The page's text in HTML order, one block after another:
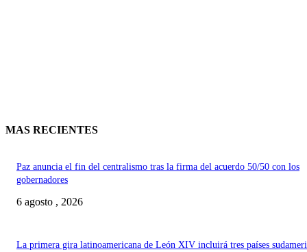
MAS RECIENTES
Paz anuncia el fin del centralismo tras la firma del acuerdo 50/50 con los
gobernadores
6 agosto , 2026
La primera gira latinoamericana de León XIV incluirá tres países